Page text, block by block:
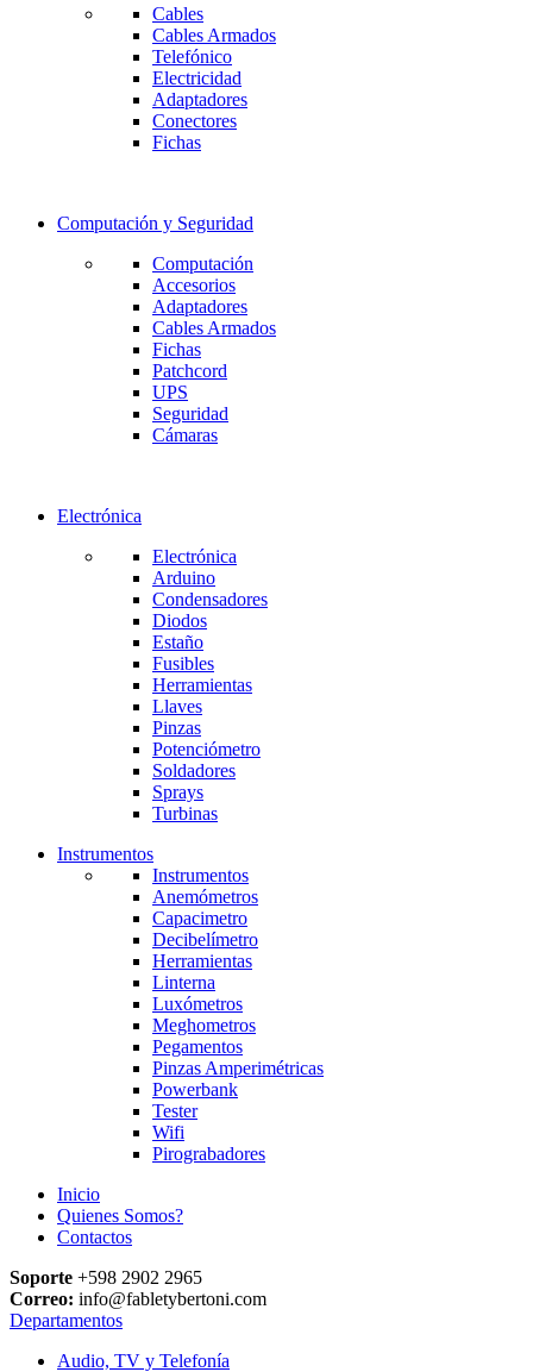
Cables
Cables Armados
Telefónico
Electricidad
Adaptadores
Conectores
Fichas
Computación y Seguridad
Computación
Accesorios
Adaptadores
Cables Armados
Fichas
Patchcord
UPS
Seguridad
Cámaras
Electrónica
Electrónica
Arduino
Condensadores
Diodos
Estaño
Fusibles
Herramientas
Llaves
Pinzas
Potenciómetro
Soldadores
Sprays
Turbinas
Instrumentos
Instrumentos
Anemómetros
Capacimetro
Decibelímetro
Herramientas
Linterna
Luxómetros
Meghometros
Pegamentos
Pinzas Amperimétricas
Powerbank
Tester
Wifi
Pirograbadores
Inicio
Quienes Somos?
Contactos
Soporte +598 2902 2965
Correo: info@fabletybertoni.com
Departamentos
Audio, TV y Telefonía